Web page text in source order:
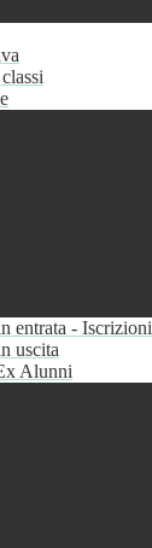
entrata - Iscrizioni
uscita
Alunni